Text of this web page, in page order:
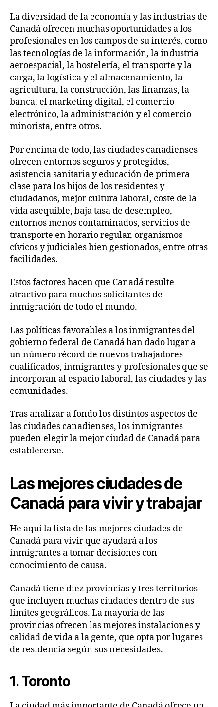
La diversidad de la economía y las industrias de
Canadá ofrecen muchas oportunidades a los
profesionales en los campos de su interés, como
las tecnologías de la información, la industria
aeroespacial, la hostelería, el transporte y la
carga, la logística y el almacenamiento, la
agricultura, la construcción, las finanzas, la
banca, el marketing digital, el comercio
electrónico, la administración y el comercio
minorista, entre otros.
Por encima de todo, las ciudades canadienses
ofrecen entornos seguros y protegidos,
asistencia sanitaria y educación de primera
clase para los hijos de los residentes y
ciudadanos, mejor cultura laboral, coste de la
vida asequible, baja tasa de desempleo,
entornos menos contaminados, servicios de
transporte en horario regular, organismos
cívicos y judiciales bien gestionados, entre otras
facilidades.
Estos factores hacen que Canadá resulte
atractivo para muchos solicitantes de
inmigración de todo el mundo.
Las políticas favorables a los inmigrantes del
gobierno federal de Canadá han dado lugar a
un número récord de nuevos trabajadores
cualificados, inmigrantes y profesionales que se
incorporan al espacio laboral, las ciudades y las
comunidades.
Tras analizar a fondo los distintos aspectos de
las ciudades canadienses, los inmigrantes
pueden elegir la mejor ciudad de Canadá para
establecerse.
Las mejores ciudades de
Canadá para vivir y trabajar
He aquí la lista de las mejores ciudades de
Canadá para vivir que ayudará a los
inmigrantes a tomar decisiones con
conocimiento de causa.
Canadá tiene diez provincias y tres territorios
que incluyen muchas ciudades dentro de sus
límites geográficos. La mayoría de las
provincias ofrecen las mejores instalaciones y
calidad de vida a la gente, que opta por lugares
de residencia según sus necesidades.
1. Toronto